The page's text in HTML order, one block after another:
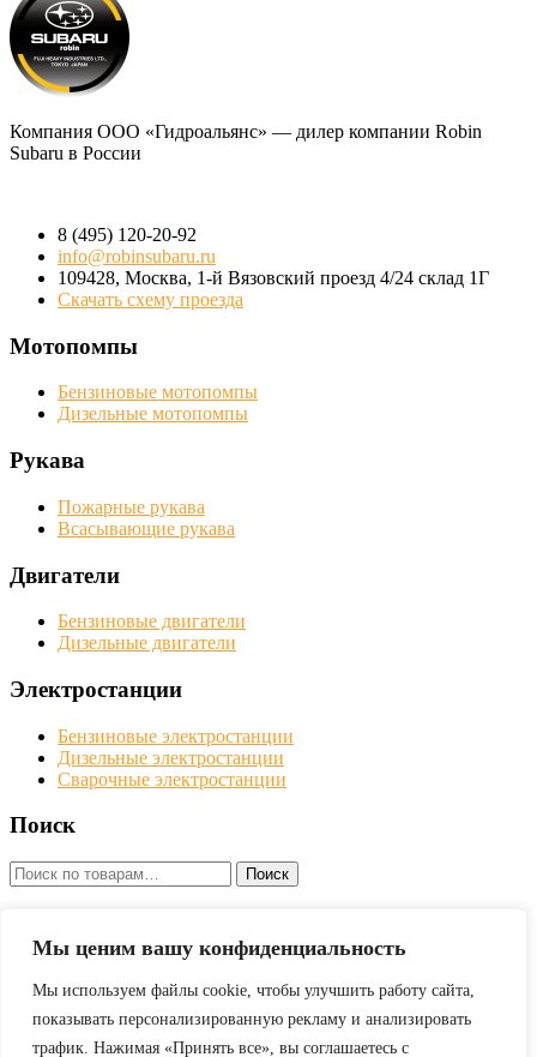
Мы ценим вашу конфиденциальность
Мы используем файлы cookie, чтобы улучшить работу сайта,
показывать персонализированную рекламу и анализировать
трафик. Нажимая «Принять все», вы соглашаетесь с
Компания ООО «Гидроальянс» — дилер компании Robin
Subaru в России
8 (495) 120-20-92
info@robinsubaru.ru
109428, Москва, 1-й Вязовский проезд 4/24 склад 1Г
Скачать схему проезда
Мотопомпы
Бензиновые мотопомпы
Дизельные мотопомпы
Рукава
Пожарные рукава
Всасывающие рукава
Двигатели
Бензиновые двигатели
Дизельные двигатели
Электростанции
Бензиновые электростанции
Дизельные электростанции
Сварочные электростанции
Поиск
Искать: Поиск
Москве с доставкой по всей территории Российской
Федерации
Оставить заявку